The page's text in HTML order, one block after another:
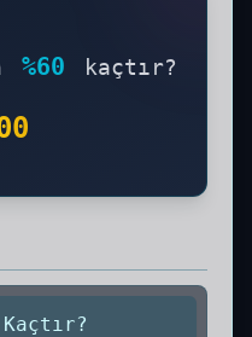
adlandırılan
sonucunu ve
ve formülü ile
%60 kaçtır?